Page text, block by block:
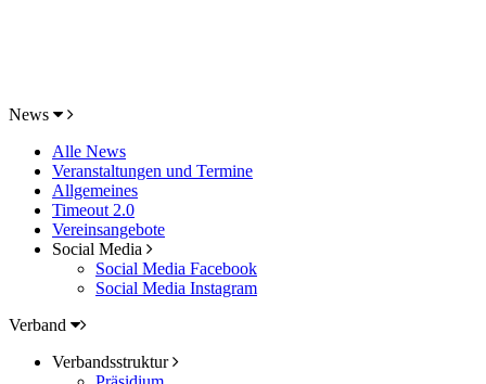
News
Alle News
Veranstaltungen und Termine
Allgemeines
Timeout 2.0
Vereinsangebote
Social Media
Social Media Facebook
Social Media Instagram
Verband
Verbandsstruktur